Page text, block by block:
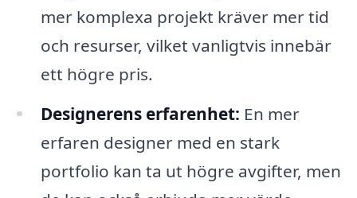
mer komplexa projekt kräver mer tid
och resurser, vilket vanligtvis innebär
ett högre pris.
Designerens erfarenhet: En mer
erfaren designer med en stark
portfolio kan ta ut högre avgifter, men